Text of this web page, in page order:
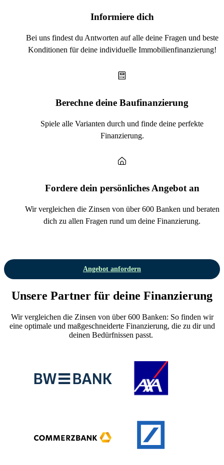
Informiere dich
Bei uns findest du Antworten auf alle deine Fragen und beste
Konditionen für deine individuelle Immobilienfinanzierung!
Berechne deine Baufinanzierung
Spiele alle Varianten durch und finde deine perfekte
Finanzierung.
Fordere dein persönliches Angebot an
Wir vergleichen die Zinsen von über 600 Banken und beraten
dich zu allen Fragen rund um deine Finanzierung.
Angebot anfordern
Unsere Partner für deine Finanzierung
Wir vergleichen die Zinsen von über 600 Banken: So finden wir
eine optimale und maßgeschneiderte Finanzierung, die zu dir und
deinen Bedürfnissen passt.